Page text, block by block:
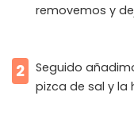
removemos y
2
Seguido
pizca de sal y la